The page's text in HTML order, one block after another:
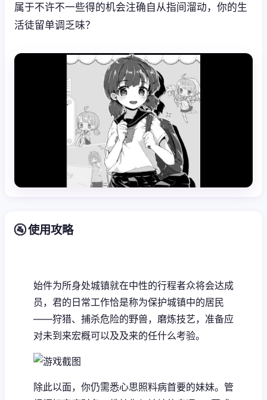
属于不许不一些得的机会注确自从指间溜动，你的生
活徒留单调乏味？
🚰 使用攻略
始件为所身处城镇就在中性的行程者众将会达成
员，君的日常工作恰是称为保护城镇中的居民
——狩猎、捕杀危险的野兽，磨炼技艺，准备应
对未到来宏概可以及及来的任什么考验。
除此以面，你仍需悉心思照料病首要的妹妹。管